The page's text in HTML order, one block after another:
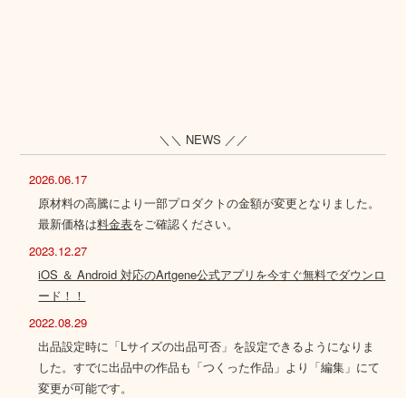
＼＼ NEWS ／／
2026.06.17
原材料の高騰により一部プロダクトの金額が変更となりました。
最新価格は料金表をご確認ください。
2023.12.27
iOS ＆ Android 対応のArtgene公式アプリを今すぐ無料でダウンロ
ード！！
2022.08.29
出品設定時に「Lサイズの出品可否」を設定できるようになりま
した。すでに出品中の作品も「つくった作品」より「編集」にて
変更が可能です。